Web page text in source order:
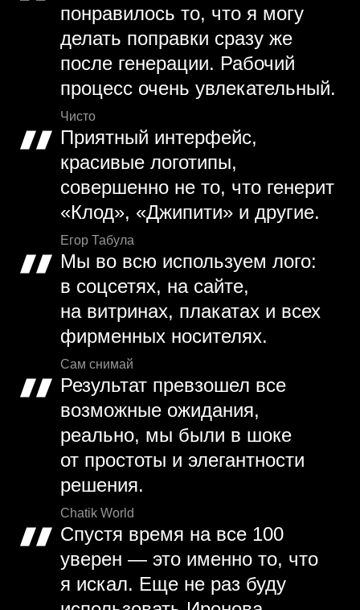
понравилось то, что я могу
делать поправки сразу же
после генерации. Рабочий
процесс очень увлекательный.
Чисто
Приятный интерфейс,
красивые логотипы,
совершенно не то, что генерит
«Клод», «Джипити» и другие.
Егор Табула
Мы во всю используем лого:
в соцсетях, на сайте,
на витринах, плакатах и всех
фирменных носителях.
Сам снимай
Результат превзошел все
возможные ожидания,
реально, мы были в шоке
от простоты и элегантности
решения.
Chatik World
Спустя время на все 100
уверен — это именно то, что
я искал. Еще не раз буду